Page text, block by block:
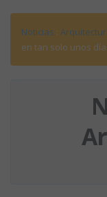
Noticias :
en tan solo unos